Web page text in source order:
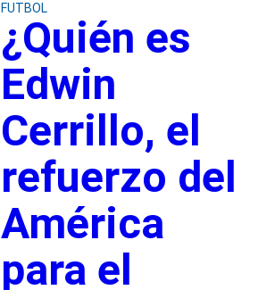
FUTBOL
¿Quién es
Edwin
Cerrillo, el
refuerzo del
América
para el